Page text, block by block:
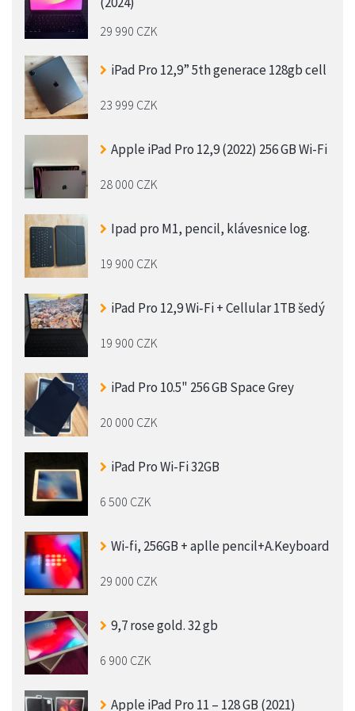
29 990 CZK
iPad Pro 12,9” 5th generace 128gb cell
23 999 CZK
Apple iPad Pro 12,9 (2022) 256 GB Wi-Fi
28 000 CZK
Ipad pro M1, pencil, klávesnice log.
19 900 CZK
iPad Pro 12,9 Wi‑Fi + Cellular 1TB šedý
19 900 CZK
iPad Pro 10.5" 256 GB Space Grey
20 000 CZK
iPad Pro Wi-Fi 32GB
6 500 CZK
Wi-fi, 256GB + aplle pencil+A.Keyboard
29 000 CZK
9,7 rose gold. 32 gb
6 900 CZK
Apple iPad Pro 11 – 128 GB (2021)